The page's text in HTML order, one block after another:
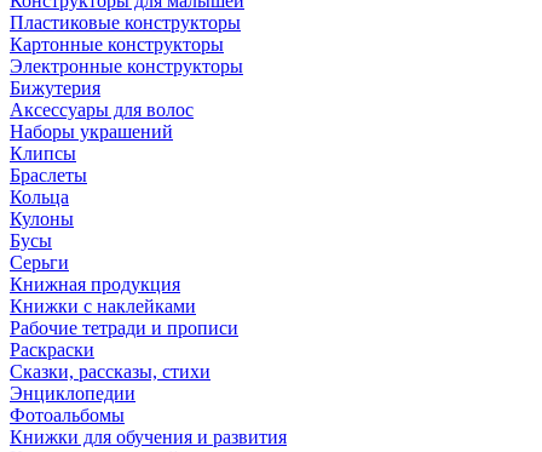
Пластиковые конструкторы
Картонные конструкторы
Электронные конструкторы
Бижутерия
Аксессуары для волос
Наборы украшений
Клипсы
Браслеты
Кольца
Кулоны
Бусы
Серьги
Книжная продукция
Книжки с наклейками
Рабочие тетради и прописи
Раскраски
Сказки, рассказы, стихи
Энциклопедии
Фотоальбомы
Книжки для обучения и развития